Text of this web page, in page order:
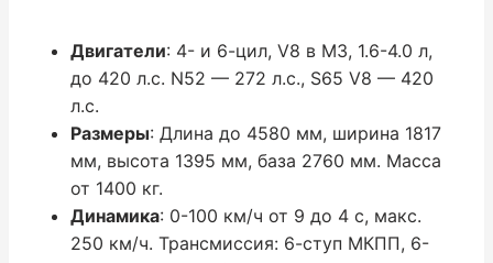
Двигатели: 4- и 6-цил, V8 в M3, 1.6-4.0 л,
до 420 л.с. N52 — 272 л.с., S65 V8 — 420
л.с.
Размеры: Длина до 4580 мм, ширина 1817
мм, высота 1395 мм, база 2760 мм. Масса
от 1400 кг.
Динамика: 0-100 км/ч от 9 до 4 с, макс.
250 км/ч. Трансмиссия: 6-ступ МКПП, 6-